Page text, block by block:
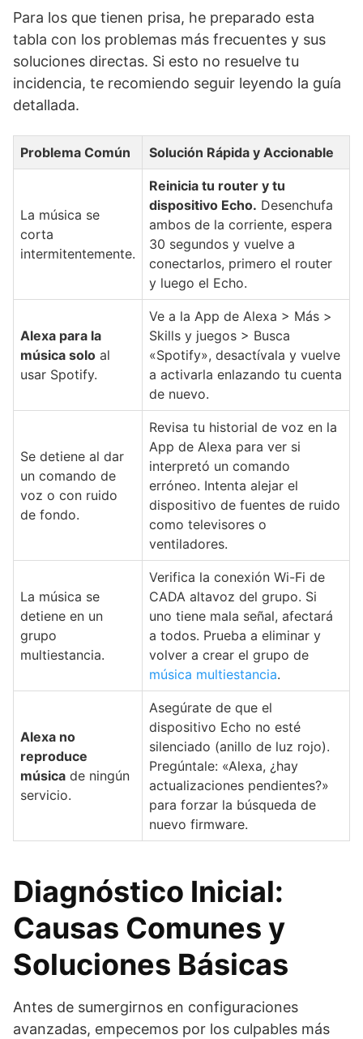
Para los que tienen prisa, he preparado esta
tabla con los problemas más frecuentes y sus
soluciones directas. Si esto no resuelve tu
incidencia, te recomiendo seguir leyendo la guía
detallada.
Problema Común Solución Rápida y Accionable
La música se
corta
intermitentemente.
Reinicia tu router y tu
dispositivo Echo. Desenchufa
ambos de la corriente, espera
30 segundos y vuelve a
conectarlos, primero el router
y luego el Echo.
Alexa para la
música solo al
usar Spotify.
Ve a la App de Alexa > Más >
Skills y juegos > Busca
«Spotify», desactívala y vuelve
a activarla enlazando tu cuenta
de nuevo.
Se detiene al dar
un comando de
voz o con ruido
de fondo.
Revisa tu historial de voz en la
App de Alexa para ver si
interpretó un comando
erróneo. Intenta alejar el
dispositivo de fuentes de ruido
como televisores o
ventiladores.
La música se
detiene en un
grupo
multiestancia.
Verifica la conexión Wi-Fi de
CADA altavoz del grupo. Si
uno tiene mala señal, afectará
a todos. Prueba a eliminar y
volver a crear el grupo de
música multiestancia.
Alexa no
reproduce
música de ningún
servicio.
Asegúrate de que el
dispositivo Echo no esté
silenciado (anillo de luz rojo).
Pregúntale: «Alexa, ¿hay
actualizaciones pendientes?»
para forzar la búsqueda de
nuevo firmware.
Diagnóstico Inicial:
Causas Comunes y
Soluciones Básicas
Antes de sumergirnos en configuraciones
avanzadas, empecemos por los culpables más